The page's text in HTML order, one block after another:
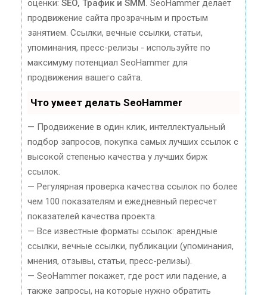
оценки: SEO, Трафик и SMM. SeoHammer делает
продвижение сайта прозрачным и простым
занятием. Ссылки, вечные ссылки, статьи,
упоминания, пресс-релизы - используйте по
максимуму потенциал SeoHammer для
продвижения вашего сайта.
Что умеет делать SeoHammer
— Продвижение в один клик, интеллектуальный
подбор запросов, покупка самых лучших ссылок с
высокой степенью качества у лучших бирж
ссылок.
— Регулярная проверка качества ссылок по более
чем 100 показателям и ежедневный пересчет
показателей качества проекта.
— Все известные форматы ссылок: арендные
ссылки, вечные ссылки, публикации (упоминания,
мнения, отзывы, статьи, пресс-релизы).
— SeoHammer покажет, где рост или падение, а
также запросы, на которые нужно обратить